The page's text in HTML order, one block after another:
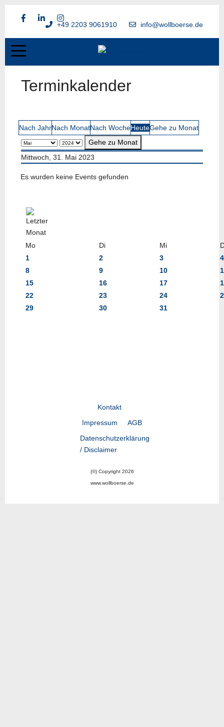
+49 2203 9061910 info@wollboerse.de
Terminkalender
Nach JahrNach MonatNach WocheHeuteGehe zu Monat
Gehe zu Monat
Mittwoch, 31. Mai 2023
Es wurden keine Events gefunden
Mo Di Mi
1
2 3
4
8
9 10
15
16 17
22
23 24
29
30 31
Kontakt
Impressum
AGB
Datenschutzerklärung
/ Disclaimer
(©) Copyright 2026
www.wollboerse.de